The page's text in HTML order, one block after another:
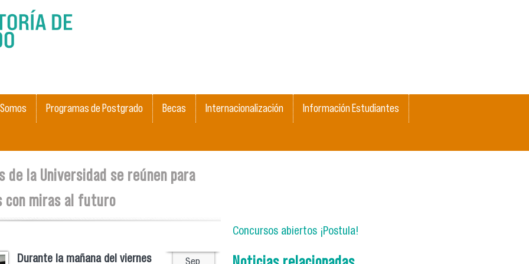
Programas de Postgrado Becas Internacionalización Información Estudiantes
de la Universidad se reúnen para
miras al futuro
Durante la mañana del viernes
Concursos abiertos ¡Postula!